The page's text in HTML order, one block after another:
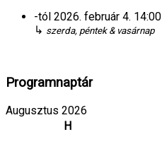
-tól 2026. február 4. 14:00
↳ szerda, péntek & vasárnap
Programnaptár
Augusztus 2026
H